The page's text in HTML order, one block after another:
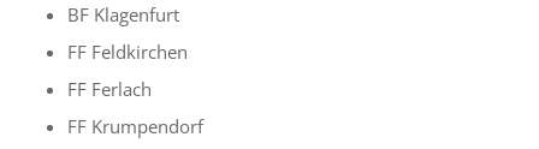
⁠BF Klagenfurt
⁠FF Feldkirchen
FF Ferlach
FF Krumpendorf